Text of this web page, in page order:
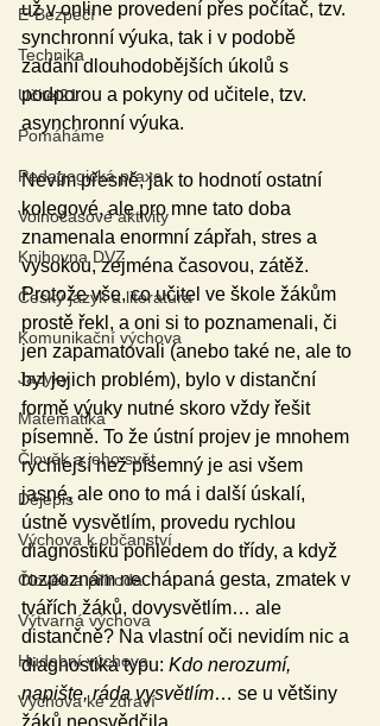
E-Bezpečí
Technika
Učitel21
Pomáháme
Pedagogická praxe
Volnočasové aktivity
Knihovna DVZ
Český jazyk a literatura
Komunikační výchova
Jazyky
Matematika
Člověk a jeho svět
Dějepis
Výchova k občanství
Člověk a příroda
Výtvarná výchova
Hudební výchova
Výchova ke zdraví
už v online provedení přes počítač, tzv.
synchronní výuka, tak i v podobě
zadání dlouhodobějších úkolů s
podporou a pokyny od učitele, tzv.
asynchronní výuka.
Nevím přesně, jak to hodnotí ostatní
kolegové, ale pro mne tato doba
znamenala enormní zápřah, stres a
vysokou, zejména časovou, zátěž.
Protože vše, co učitel ve škole žákům
prostě řekl, a oni si to poznamenali, či
jen zapamatovali (anebo také ne, ale to
byl jejich problém), bylo v distanční
formě výuky nutné skoro vždy řešit
písemně. To že ústní projev je mnohem
rychlejší než písemný je asi všem
jasné, ale ono to má i další úskalí,
ústně vysvětlím, provedu rychlou
diagnostiku pohledem do třídy, a když
rozpoznám nechápaná gesta, zmatek v
tvářích žáků, dovysvětlím… ale
distančně? Na vlastní oči nevidím nic a
diagnostika typu: Kdo nerozumí,
napište, ráda vysvětlím… se u většiny